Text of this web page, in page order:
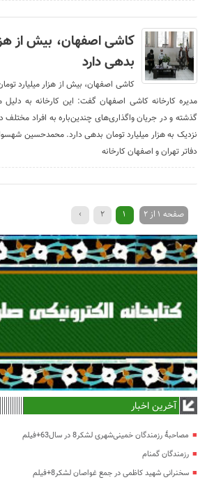
کاشی اصفهان، بیش از
بدهی دارد
کاشی اصفهان، بیش از هزار میلیارد
مدیره کارخانه کاشی اصفهان گفت: این کارخانه به
گذشته و در جریان واگذاری‌های چندین‌باره به افراد
نزدیک به هزار میلیارد تومان بدهی دارد. محمد‌حسین
دفاتر تهران و اصفهان کارخانه
صفحه 1 از 2 1
2
›
آخرین اخبار
مصاحبۀ رزمندگان خمینی‌شهری لشکر8 در سال63+فیلم
رزمندگان گمنام
سخنرانی شهید کاظمی در جمع غواصان لشکر8+فیلم